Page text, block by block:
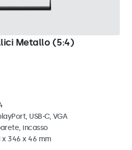
Metallo (5:4)
USB-C, VGA
incasso
x 346 x 46 mm